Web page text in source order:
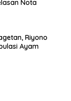
Nota
Riyono
Ayam